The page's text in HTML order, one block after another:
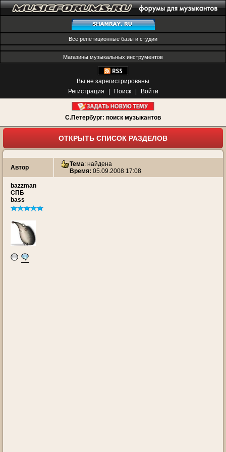
Все репетиционные базы и студии
Магазины музыкальных инструментов
Вы не зарегистрированы
Регистрация
Поиск Войти
С.Петербург: поиск музыкантов
ОТКРЫТЬ СПИСОК РАЗДЕЛОВ
Автор Тема: найдена
Время: 05.09.2008 17:08
bazzman
СПБ
bass